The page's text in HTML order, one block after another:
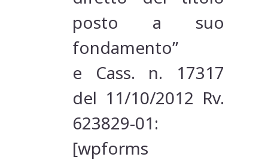
posto a suo
fondamento”
e Cass. n. 17317
del 11/10/2012 Rv.
623829-01:
[wpforms